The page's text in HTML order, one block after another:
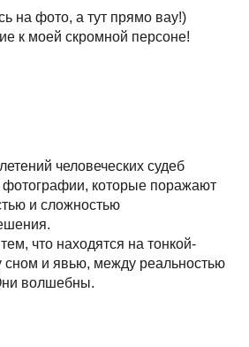
на фото, а тут прямо вау!)
к моей скромной персоне!
человеческих судеб
фотографии, которые поражают
и сложностью
что находятся на тонкой-
сном и явью, между реальностью
волшебны.